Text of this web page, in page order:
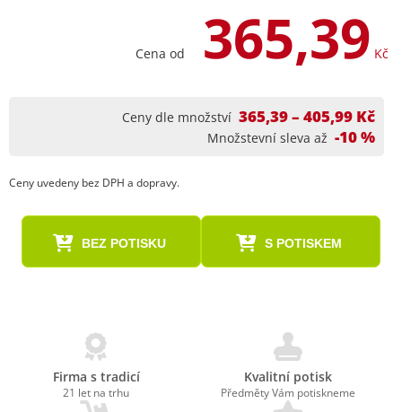
Cena od 365,39 Kč
Ceny dle množství 365,39 – 405,99 Kč
Množstevní sleva až -10 %
Ceny uvedeny bez DPH a dopravy.
BEZ POTISKU S POTISKEM
Firma s tradicí
21 let na trhu
Kvalitní potisk
Předměty Vám potiskneme